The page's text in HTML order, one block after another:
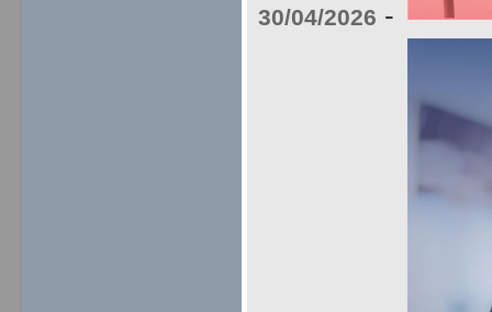
30/04/2026 -